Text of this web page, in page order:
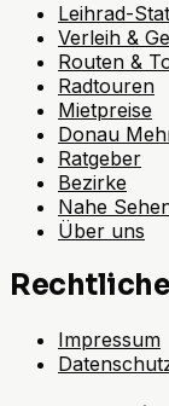
Leihrad-
Verleih &
Routen &
Radtouren
Mietpreise
Donau
Ratgeber
Bezirke
Nahe
Über uns
Impressum